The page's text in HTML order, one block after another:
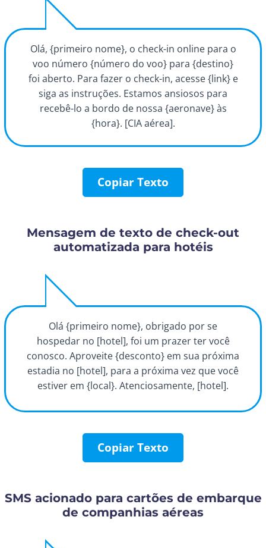
Olá, {primeiro nome}, o check-in online para o
voo número {número do voo} para {destino}
foi aberto. Para fazer o check-in, acesse {link} e
siga as instruções. Estamos ansiosos para
recebê-lo a bordo de nossa {aeronave} às
{hora}. [CIA aérea].
Copiar Texto
Mensagem de texto de check-out
automatizada para hotéis
Olá {primeiro nome}, obrigado por se
hospedar no [hotel], foi um prazer ter você
conosco. Aproveite {desconto} em sua próxima
estadia no [hotel], para a próxima vez que você
estiver em {local}. Atenciosamente, [hotel].
Copiar Texto
SMS acionado para cartões de embarque
de companhias aéreas